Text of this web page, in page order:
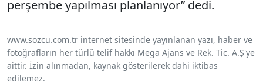
perşembe yapılması planlanıyor” dedi.
www.sozcu.com.tr internet sitesinde yayınlanan yazı, haber ve
fotoğrafların her türlü telif hakkı Mega Ajans ve Rek. Tic. A.Ş'ye
aittir. İzin alınmadan, kaynak gösterilerek dahi iktibas
edilemez.